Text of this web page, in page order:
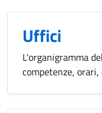
Uffici
L'organigramma
competenze, orari,